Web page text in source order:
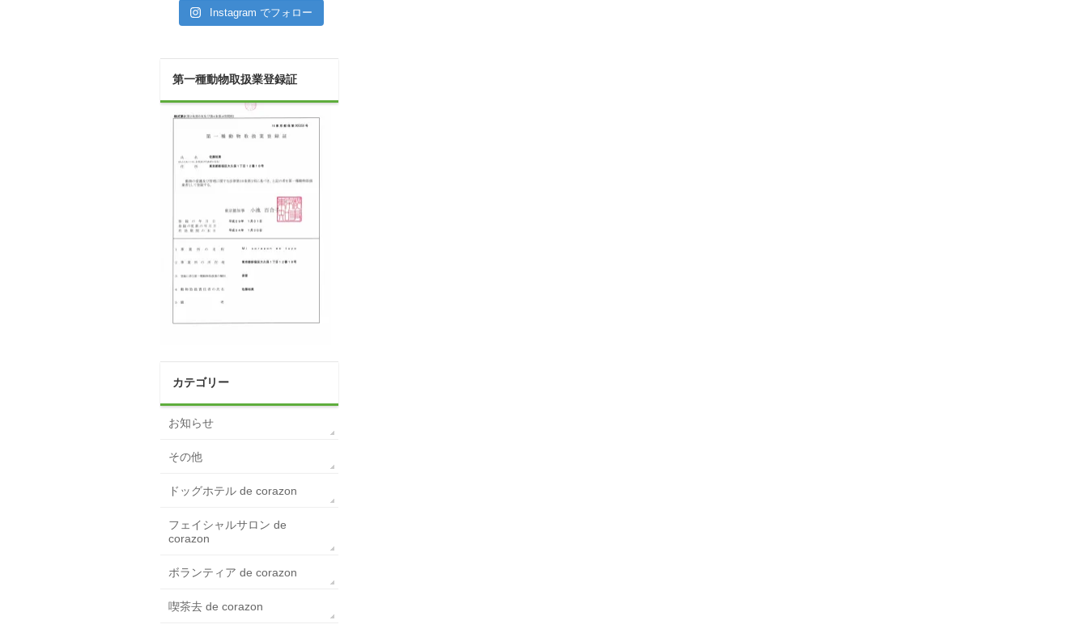
Instagram でフォロー
第一種動物取扱業登録証
カテゴリー
お知らせ
その他
ドッグホテル de corazon
フェイシャルサロン de
corazon
ボランティア de corazon
喫茶去 de corazon